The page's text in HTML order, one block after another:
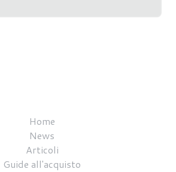
Home
News
Articoli
Guide all'acquisto